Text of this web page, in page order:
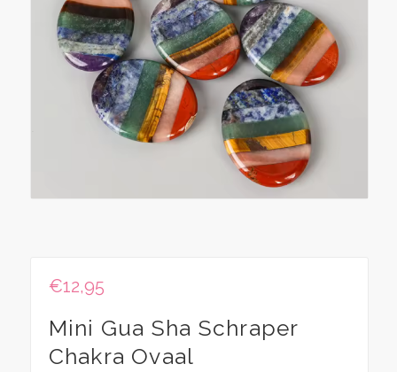
€12,95
Mini Gua Sha Schraper
Chakra Ovaal